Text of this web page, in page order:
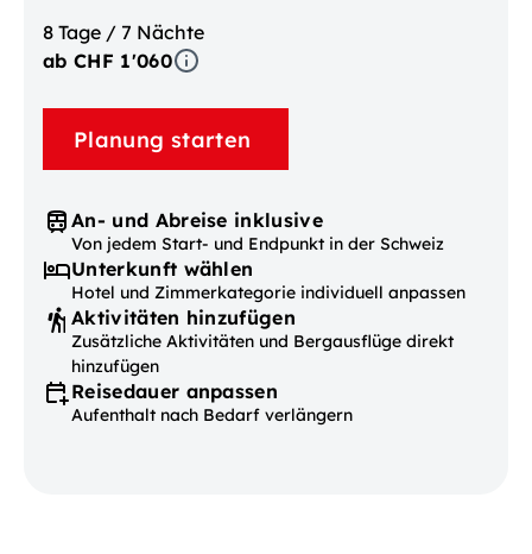
8 Tage / 7 Nächte
ab CHF 1'060
Planung starten
An- und Abreise inklusive
Von jedem Start- und Endpunkt in der Schweiz
Unterkunft wählen
Hotel und Zimmerkategorie individuell anpassen
Aktivitäten hinzufügen
Zusätzliche Aktivitäten und Bergausflüge direkt
hinzufügen
Reisedauer anpassen
Aufenthalt nach Bedarf verlängern